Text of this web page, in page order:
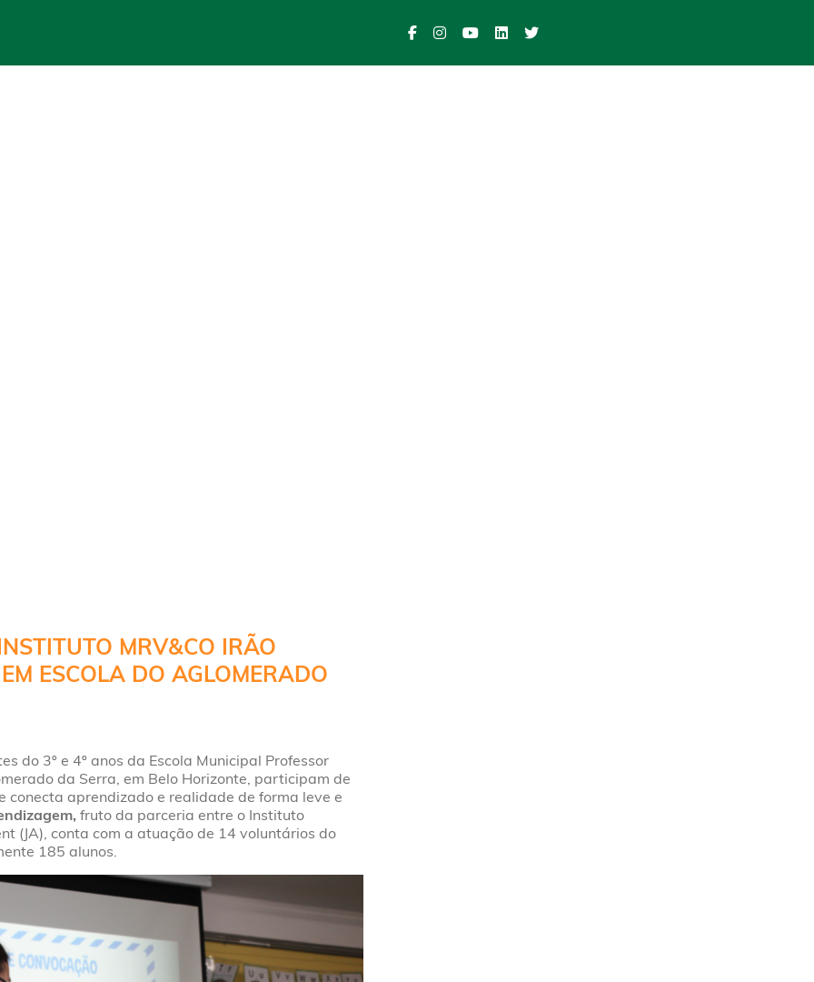
MRV&CO IRÃO
ESCOLA DO AGLOMERADO
do 3º e 4º anos da Escola Municipal Professor
da Serra, em Belo Horizonte, participam de
conecta aprendizado e realidade de forma leve e
fruto da parceria entre o Instituto
(JA), conta com a atuação de 14 voluntários do
185 alunos.